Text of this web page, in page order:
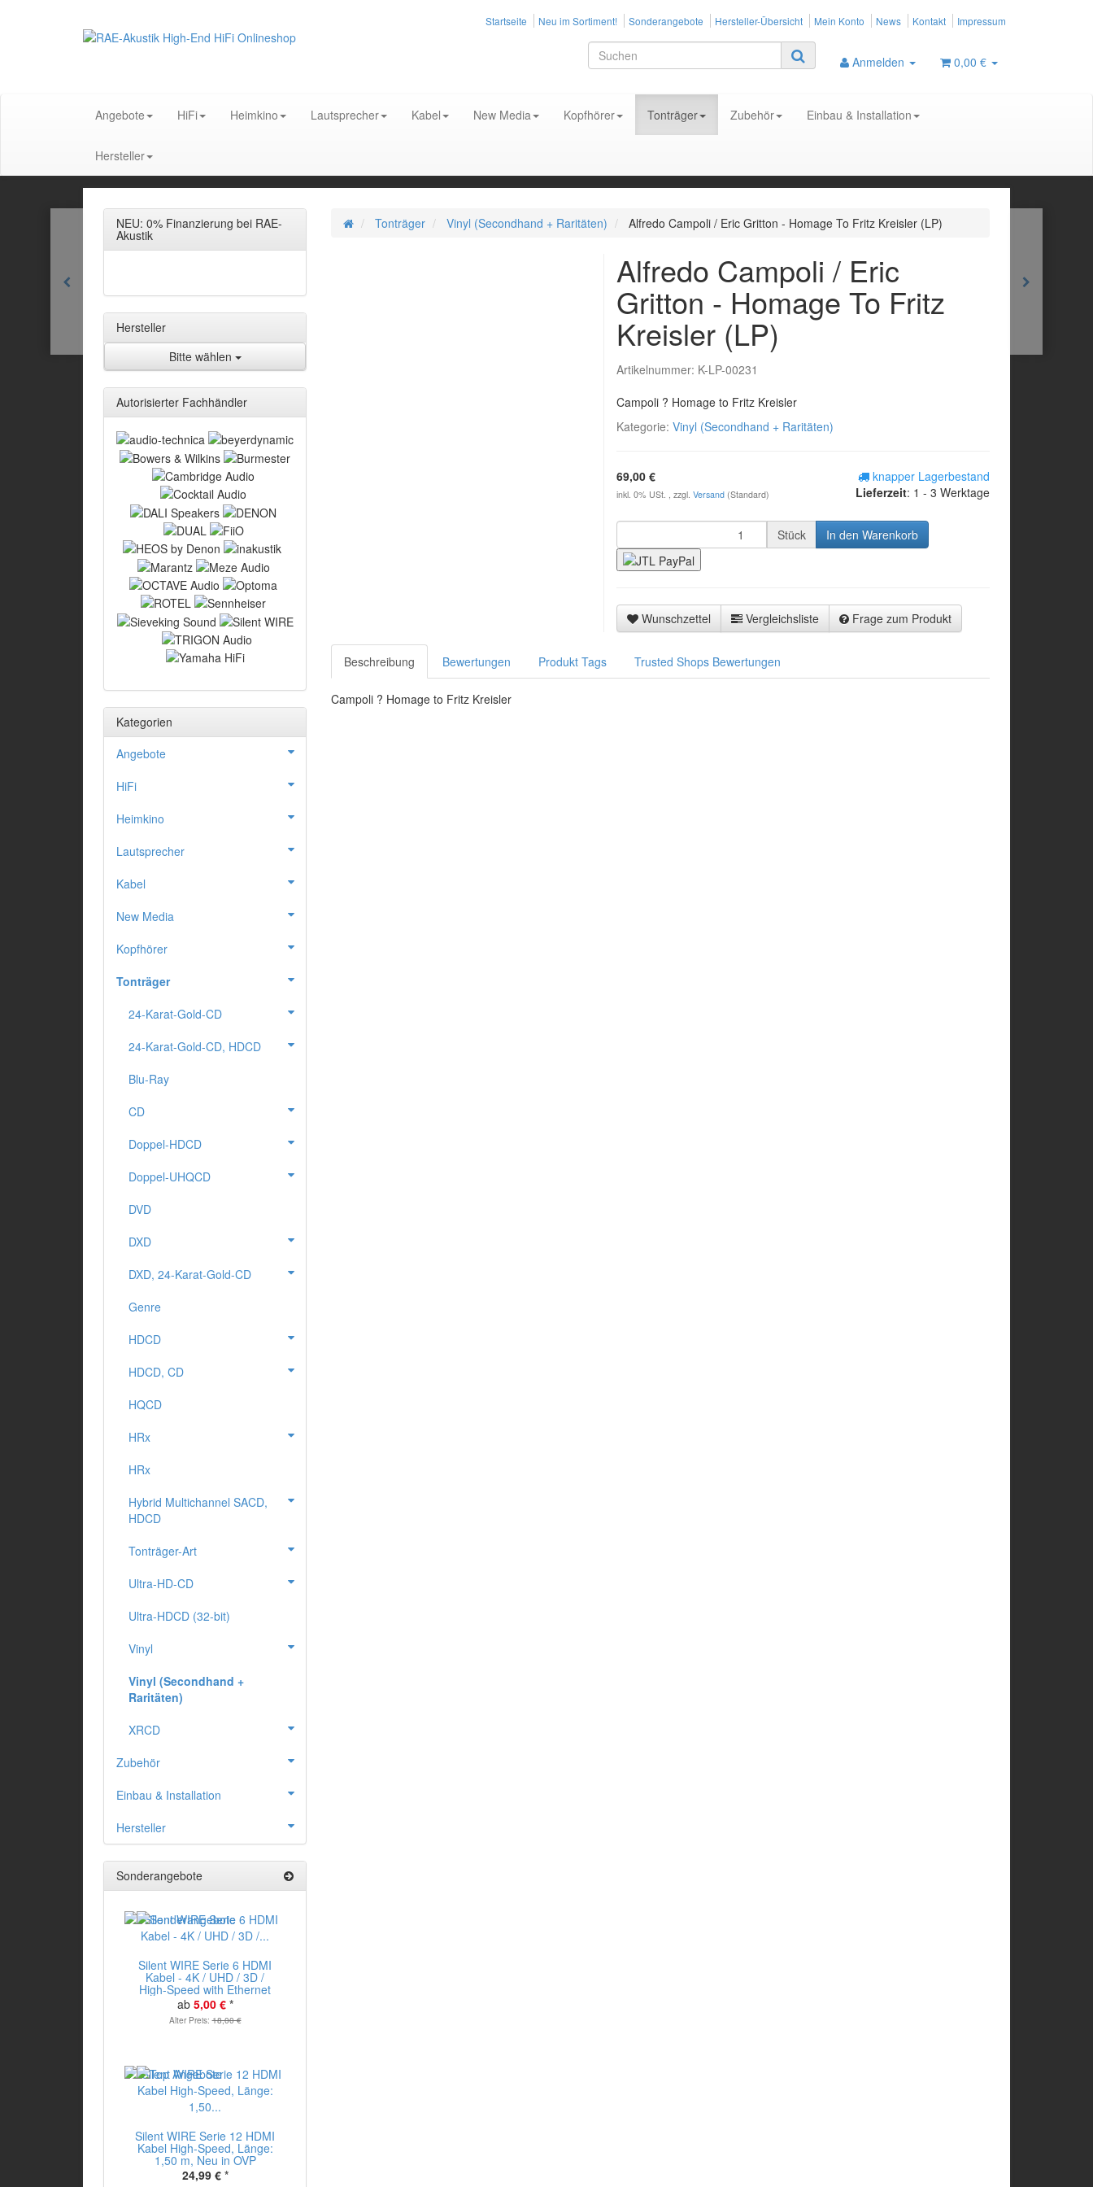
Startseite Neu im Sortiment! Sonderangebote Hersteller-Übersicht Mein Konto News Kontakt Impressum
Anmelden 0,00 €
Angebote HiFi Heimkino Lautsprecher Kabel New Media Kopfhörer Tonträger Zubehör Einbau & Installation
Hersteller
Tonträger Vinyl (Secondhand + Raritäten) Alfredo Campoli / Eric Gritton - Homage To Fritz Kreisler (LP)
Alfredo Campoli / Eric
Gritton - Homage To Fritz
Kreisler (LP)
Artikelnummer: K-LP-00231
Campoli ? Homage to Fritz Kreisler
Kategorie: Vinyl (Secondhand + Raritäten)
69,00 €
inkl. 0% USt. , zzgl. Versand (Standard)
knapper Lagerbestand
Lieferzeit: 1 - 3 Werktage
Stück In den Warenkorb
Wunschzettel Vergleichsliste Frage zum Produkt
Beschreibung Bewertungen Produkt Tags Trusted Shops Bewertungen
Campoli ? Homage to Fritz Kreisler
NEU: 0% Finanzierung bei RAE-
Akustik
Hersteller
Bitte wählen
Autorisierter Fachhändler
Kategorien
Angebote
HiFi
Heimkino
Lautsprecher
Kabel
New Media
Kopfhörer
Tonträger
24-Karat-Gold-CD
24-Karat-Gold-CD, HDCD
Blu-Ray
CD
Doppel-HDCD
Doppel-UHQCD
DVD
DXD
DXD, 24-Karat-Gold-CD
Genre
HDCD
HDCD, CD
HQCD
HRx
HRx
Hybrid Multichannel SACD,
HDCD
Tonträger-Art
Ultra-HD-CD
Ultra-HDCD (32-bit)
Vinyl
Vinyl (Secondhand +
Raritäten)
XRCD
Zubehör
Einbau & Installation
Hersteller
Sonderangebote
Silent WIRE Serie 6 HDMI
Kabel - 4K / UHD / 3D /
High-Speed with Ethernet
ab 5,00 € *
Alter Preis:18,00 €
Silent WIRE Serie 12 HDMI
Kabel High-Speed, Länge:
1,50 m, Neu in OVP
24,99 € *